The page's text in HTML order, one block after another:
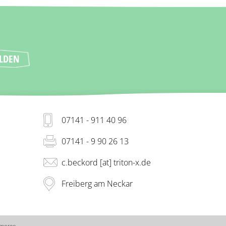
07141 - 911 40 96
07141 - 9 90 26 13
c.beckord [at] triton-x.de
Freiberg am Neckar